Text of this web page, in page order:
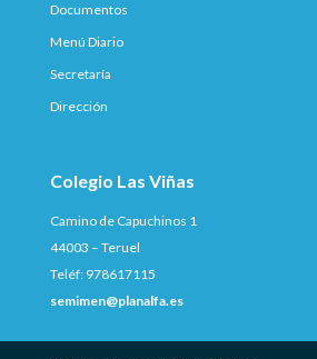
Documentos
Menú Diario
Secretaría
Dirección
Colegio Las Viñas
Camino de Capuchinos 1
44003 – Teruel
Teléf: 978617115
semimen@planalfa.es